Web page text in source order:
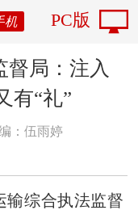
机 PC版
督局：注入
有“礼”
：伍雨婷
输综合执法监督